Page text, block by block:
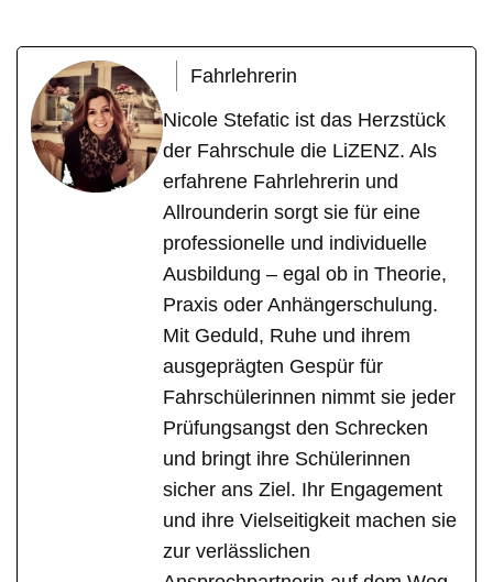
Fahrlehrerin
Nicole Stefatic ist das Herzstück
der Fahrschule die LiZENZ. Als
erfahrene Fahrlehrerin und
Allrounderin sorgt sie für eine
professionelle und individuelle
Ausbildung – egal ob in Theorie,
Praxis oder Anhängerschulung.
Mit Geduld, Ruhe und ihrem
ausgeprägten Gespür für
Fahrschülerinnen nimmt sie jeder
Prüfungsangst den Schrecken
und bringt ihre Schülerinnen
sicher ans Ziel. Ihr Engagement
und ihre Vielseitigkeit machen sie
zur verlässlichen